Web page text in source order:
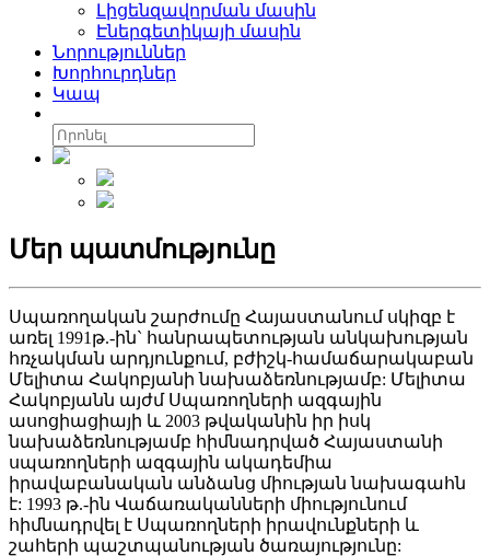
Լիցենզավորման մասին
Էներգետիկայի մասին
Նորություններ
Խորհուրդներ
Կապ
Մեր պատմությունը
Սպառողական շարժումը Հայաստանում սկիզբ է
առել 1991թ.-ին` հանրապետության անկախության
հռչակման արդյունքում, բժիշկ-համաճարակաբան
Մելիտա Հակոբյանի նախաձեռնությամբ: Մելիտա
Հակոբյանն այժմ Սպառողների ազգային
ասոցիացիայի և 2003 թվականին իր իսկ
նախաձեռնությամբ հիմնադրված Հայաստանի
սպառողների ազգային ակադեմիա
իրավաբանական անձանց միության նախագահն
է: 1993 թ.-ին Վաճառականների միությունում
հիմնադրվել է Սպառողների իրավունքների և
շահերի պաշտպանության ծառայությունը: